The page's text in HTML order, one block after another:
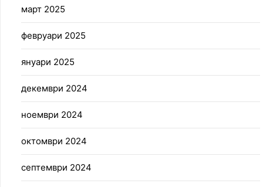
март 2025
февруари 2025
януари 2025
декември 2024
ноември 2024
октомври 2024
септември 2024